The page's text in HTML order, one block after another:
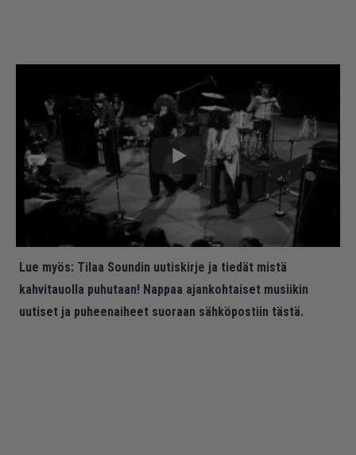
Lue myös: Tilaa Soundin uutiskirje ja tiedät mistä
kahvitauolla puhutaan! Nappaa ajankohtaiset musiikin
uutiset ja puheenaiheet suoraan sähköpostiin tästä.